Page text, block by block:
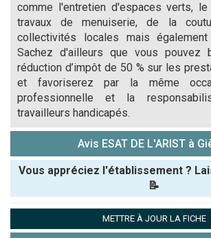
comme l'entretien d'espaces verts,
travaux de menuiserie, de la
collectivités locales mais
Sachez d'ailleurs que vous pouvez
réduction d’impôt de 50 % sur les
et favoriserez par la même
professionnelle et la
travailleurs handicapés.
Avis ESAT DE L'ARIST à
Vous appréciez l'établissement ?
📝
METTRE À JOUR LA FICHE